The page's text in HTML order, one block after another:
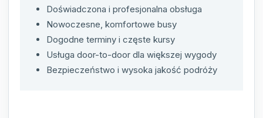
Doświadczona i profesjonalna obsługa
Nowoczesne, komfortowe busy
Dogodne terminy i częste kursy
Usługa door-to-door dla większej wygody
Bezpieczeństwo i wysoka jakość podróży